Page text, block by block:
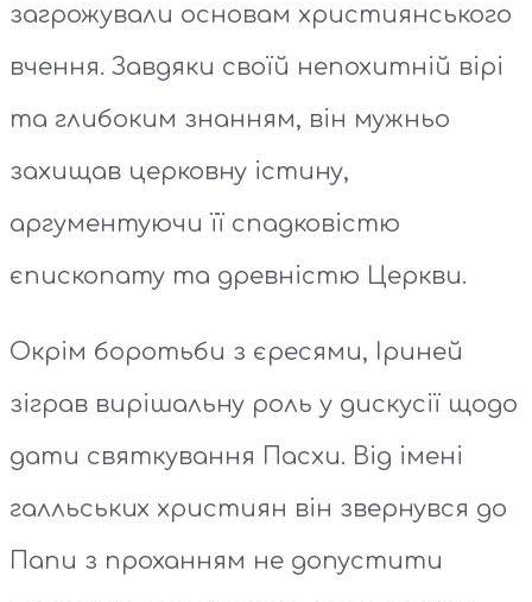
загрожували основам християнського
вчення. Завдяки своїй непохитній вірі
та глибоким знанням, він мужньо
захищав церковну істину,
аргументуючи її спадковістю
єпископату та древністю Церкви.
Окрім боротьби з єресями, Іриней
зіграв вирішальну роль у дискусії щодо
дати святкування Пасхи. Від імені
галльських християн він звернувся до
Папи з проханням не допустити